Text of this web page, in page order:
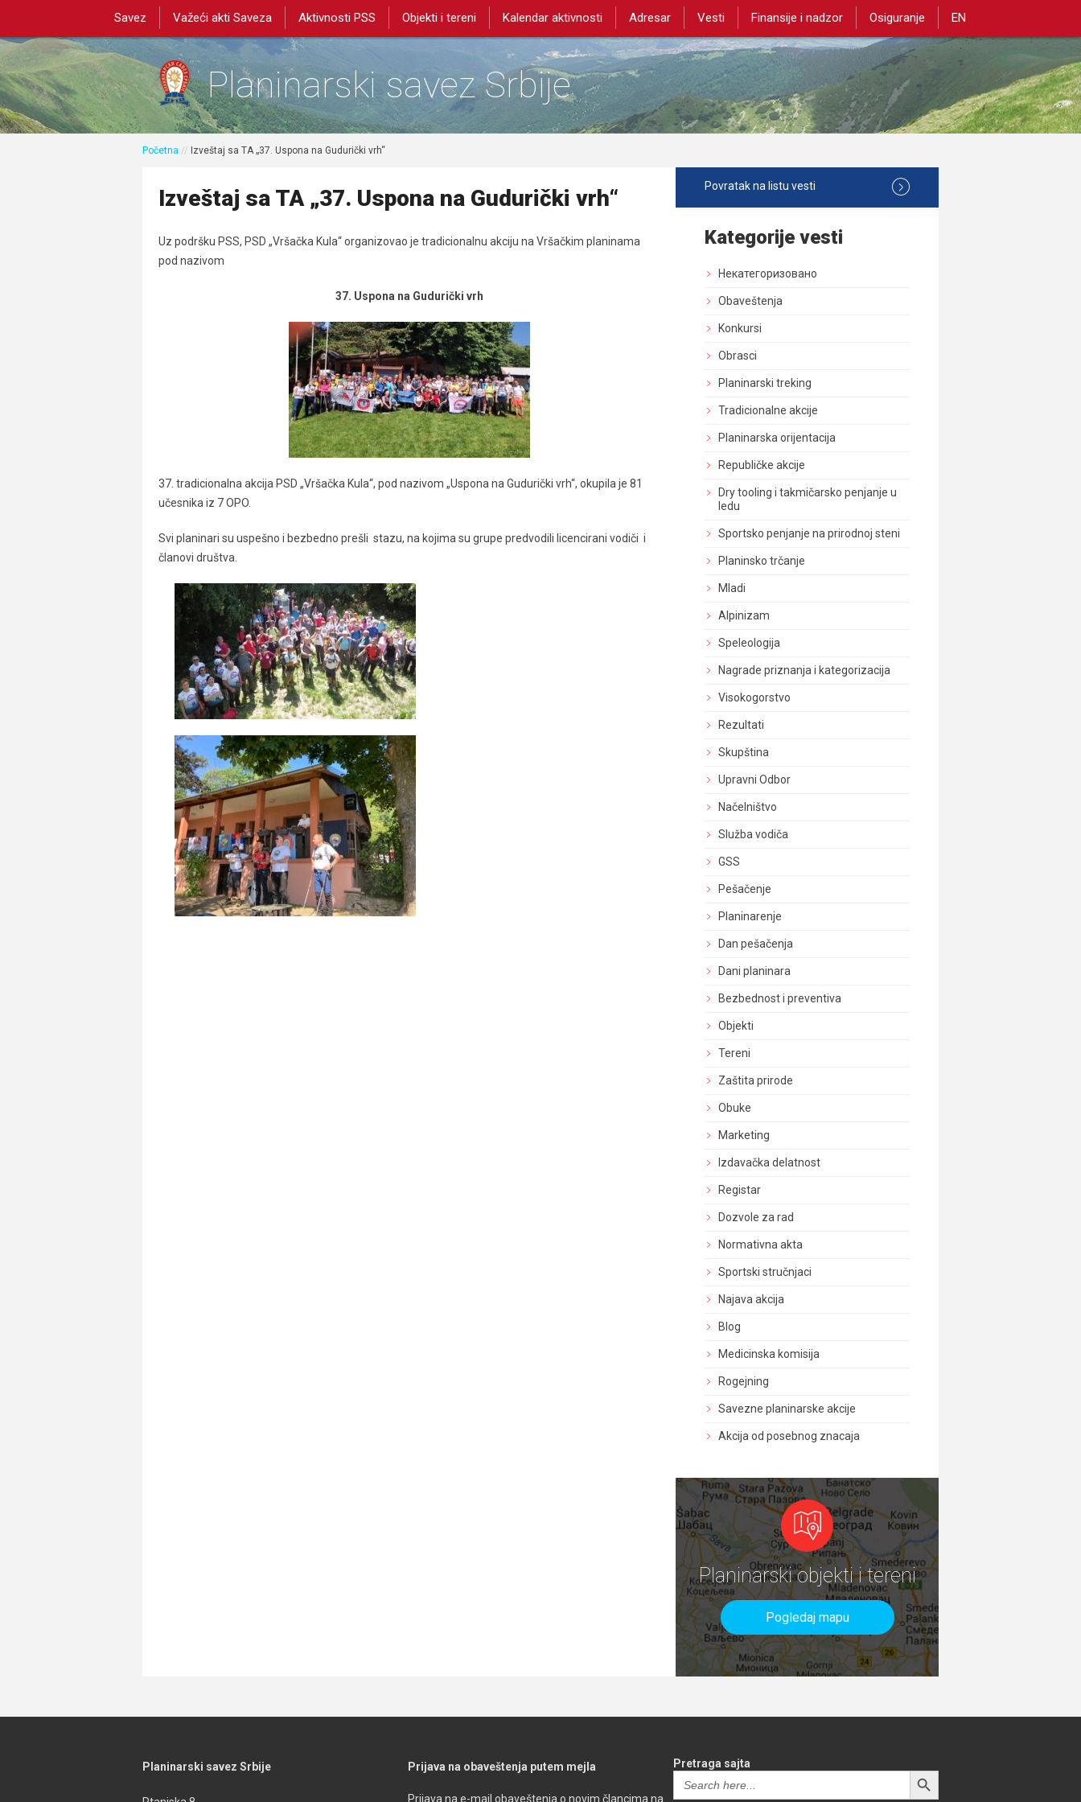
Savez Važeći akti Saveza Aktivnosti PSS Objekti i tereni Kalendar aktivnosti Adresar Vesti Finansije i nadzor Osiguranje EN
Planinarski savez Srbije
Početna // Izveštaj sa TA „37. Uspona na Gudurički vrh“
Izveštaj sa TA „37. Uspona na Gudurički vrh“
Uz podršku PSS, PSD „Vršačka Kula“organizovao je tradicionalnu akciju na Vršačkim planinama
pod nazivom
37. Uspona na Gudurički vrh
37. tradicionalna akcija PSD „Vršačka Kula“, pod nazivom „Uspona na Gudurički vrh“, okupila je 81
učesnika iz 7 OPO.
Svi planinari su uspešno i bezbedno prešli stazu, na kojima su grupe predvodili licencirani vodiči i
članovi društva.
Povratak na listu vesti
Kategorije vesti
Некатегоризовано
Obaveštenja
Konkursi
Obrasci
Planinarski treking
Tradicionalne akcije
Planinarska orijentacija
Republičke akcije
Dry tooling i takmičarsko penjanje u
ledu
Sportsko penjanje na prirodnoj steni
Planinsko trčanje
Mladi
Alpinizam
Speleologija
Nagrade priznanja i kategorizacija
Visokogorstvo
Rezultati
Skupština
Upravni Odbor
Načelništvo
Služba vodiča
GSS
Pešačenje
Planinarenje
Dan pešačenja
Dani planinara
Bezbednost i preventiva
Objekti
Tereni
Zaštita prirode
Obuke
Marketing
Izdavačka delatnost
Registar
Dozvole za rad
Normativna akta
Sportski stručnjaci
Najava akcija
Blog
Medicinska komisija
Rogejning
Savezne planinarske akcije
Akcija od posebnog znacaja
Planinarski objekti i tereni
Pogledaj mapu
Planinarski savez Srbije Prijava na obaveštenja putem mejla
Prijava na e-mail obaveštenja o novim člancima na
Pretraga sajta
Search
for:
SEARCH BUTTON